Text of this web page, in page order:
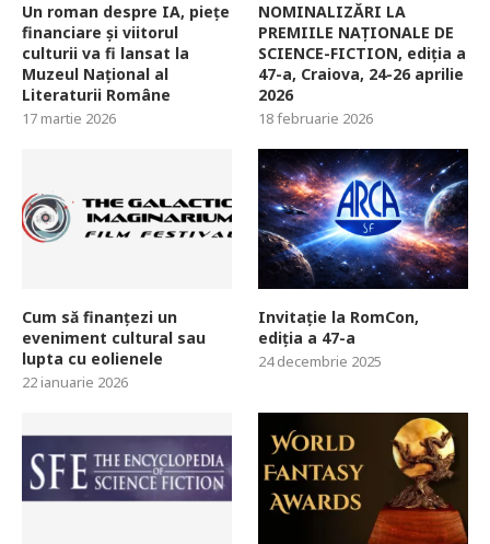
Un roman despre IA, piețe
financiare și viitorul
culturii va fi lansat la
Muzeul Național al
Literaturii Române
17 martie 2026
NOMINALIZĂRI LA
PREMIILE NAȚIONALE DE
SCIENCE-FICTION, ediția a
47-a, Craiova, 24-26 aprilie
2026
18 februarie 2026
Cum să finanțezi un
eveniment cultural sau
lupta cu eolienele
22 ianuarie 2026
Invitație la RomCon,
ediția a 47-a
24 decembrie 2025